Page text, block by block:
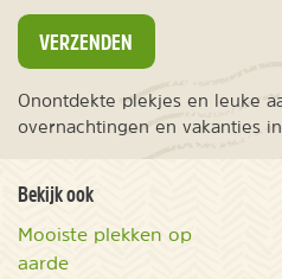
VERZENDEN
Onontdekte plekjes en leuke
overnachtingen en vakanties
Bekijk ook
Mooiste plekken op
aarde